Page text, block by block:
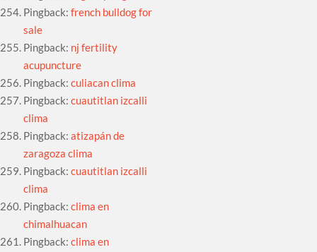
Pingback:french bulldog for
sale
Pingback: nj fertility
acupuncture
Pingback:culiacan clima
Pingback:cuautitlan izcalli
clima
Pingback:atizapán de
zaragoza clima
Pingback:cuautitlan izcalli
clima
Pingback:clima en
chimalhuacan
Pingback:clima en